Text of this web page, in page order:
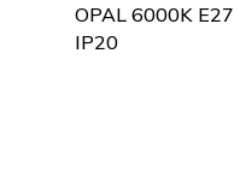
OPAL 6000K E27
IP20